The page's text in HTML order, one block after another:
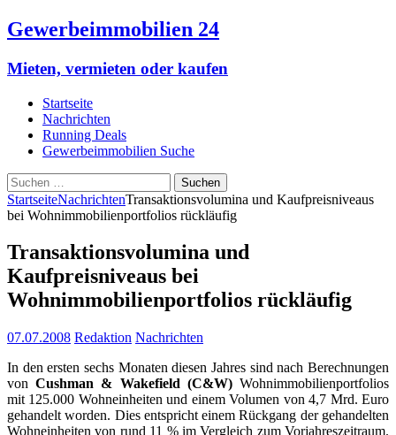
Gewerbeimmobilien 24
Mieten, vermieten oder kaufen
Startseite
Nachrichten
Running Deals
Gewerbeimmobilien Suche
Suchen
nach:
StartseiteNachrichtenTransaktionsvolumina und Kaufpreisniveaus
bei Wohnimmobilienportfolios rückläufig
Transaktionsvolumina und
Kaufpreisniveaus bei
Wohnimmobilienportfolios rückläufig
07.07.2008 Redaktion Nachrichten
In den ersten sechs Monaten diesen Jahres sind nach Berechnungen
vonCushman & Wakefield (C&W)Wohnimmobilienportfolios
mit 125.000 Wohneinheiten und einem Volumen von 4,7 Mrd. Euro
gehandelt worden. Dies entspricht einem Rückgang der gehandelten
Wohneinheiten von rund 11 % im Vergleich zum Vorjahreszeitraum.